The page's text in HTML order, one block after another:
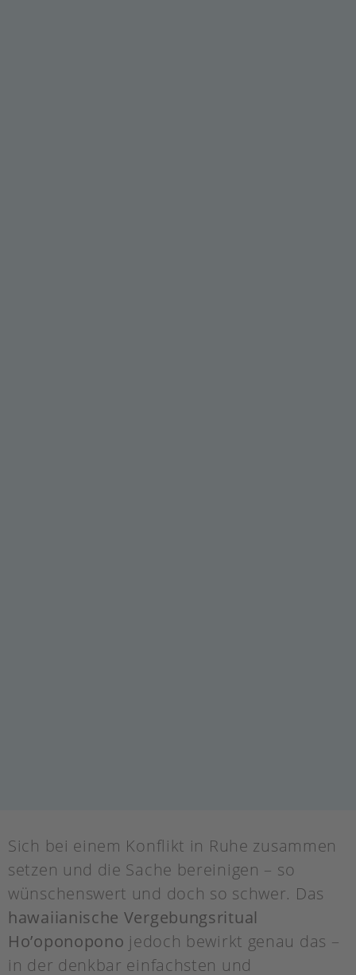
Sich bei einem Konflikt in Ruhe zusammen
setzen und die Sache bereinigen – so
wünschenswert und doch so schwer. Das
hawaiianische Vergebungsritual
Ho’oponopono jedoch bewirkt genau das –
in der denkbar einfachsten und